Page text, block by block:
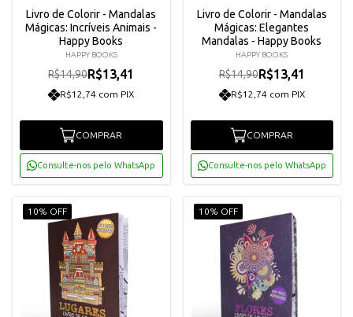
Livro de Colorir - Mandalas
Mágicas: Incríveis Animais -
Happy Books
HAPPY BOOKS
R$14,90R$13,41
R$12,74 com PIX
COMPRAR
Consulte-nos pelo WhatsApp
Livro de Colorir - Mandalas
Mágicas: Elegantes
Mandalas - Happy Books
HAPPY BOOKS
R$14,90R$13,41
R$12,74 com PIX
COMPRAR
Consulte-nos pelo WhatsApp
10% OFF 10% OFF